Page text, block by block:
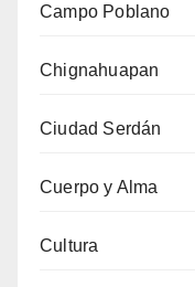
Campo Poblano
Chignahuapan
Ciudad Serdán
Cuerpo y Alma
Cultura